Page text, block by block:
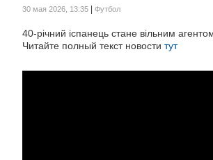
30 мая 2026, 13:35 Футбол
40-річний іспанець стане вільним
Читайте полный текст новости тут